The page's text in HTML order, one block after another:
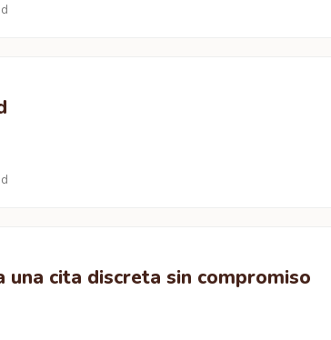
una cita discreta sin compromiso